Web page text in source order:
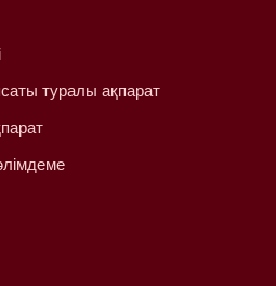
туралы ақпарат